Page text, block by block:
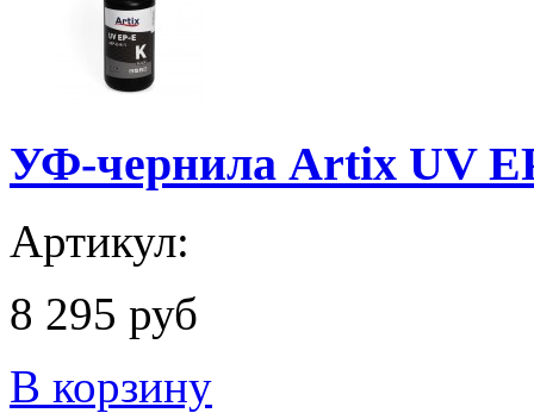
УФ-чернила Artix UV
Артикул:
8 295 руб
В корзину